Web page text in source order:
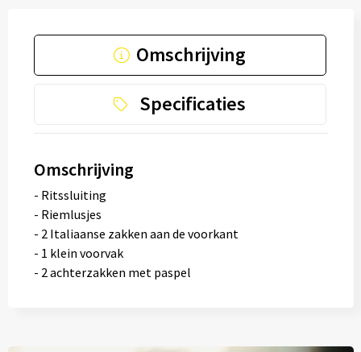
Omschrijving
Specificaties
Omschrijving
- Ritssluiting
- Riemlusjes
- 2 Italiaanse zakken aan de voorkant
- 1 klein voorvak
- 2 achterzakken met paspel